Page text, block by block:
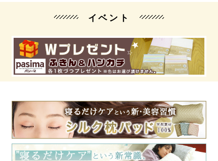
イベント